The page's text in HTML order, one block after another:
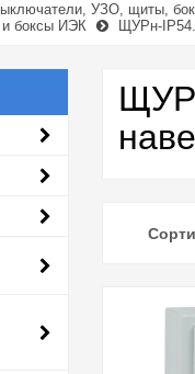
УЗО, щиты,
боксы ИЭК
ЩУРн-